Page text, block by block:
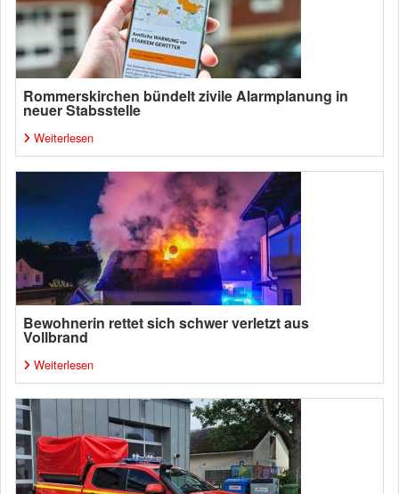
Rommerskirchen bündelt zivile Alarmplanung in
neuer Stabsstelle
Weiterlesen
Bewohnerin rettet sich schwer verletzt aus
Vollbrand
Weiterlesen